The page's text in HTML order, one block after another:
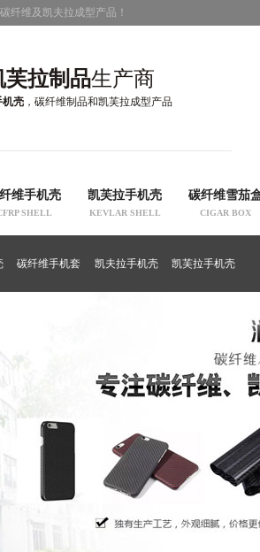
纤维及凯夫拉成型产品！
芙拉制品生产商
机壳 ，碳纤维制品和凯芙拉成型产品
维手机壳
SHELL
凯芙拉手机壳
KEVLAR SHELL
碳纤维雪茄
CIGAR BOX
碳纤维手机套 凯夫拉手机壳 凯芙拉手机壳